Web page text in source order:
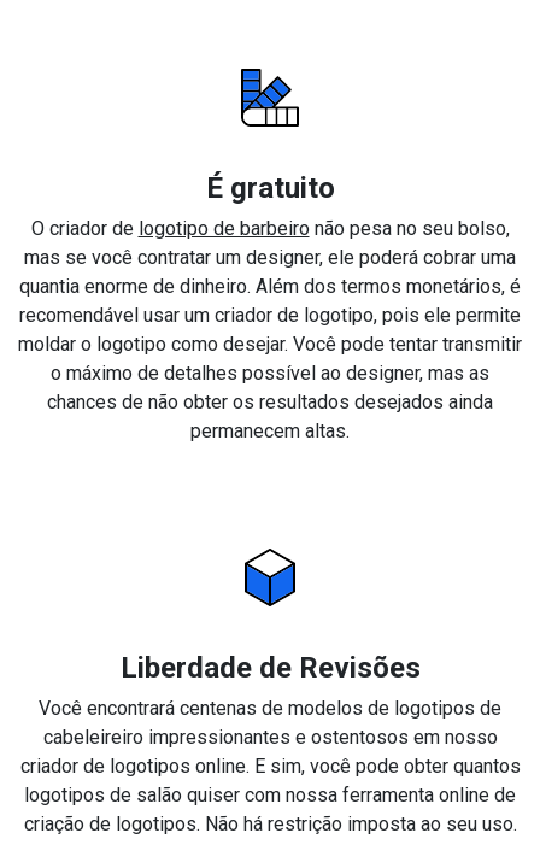
É gratuito
O criador de logotipo de barbeironão pesa no seu bolso,
mas se você contratar um designer, ele poderá cobrar uma
quantia enorme de dinheiro. Além dos termos monetários, é
recomendável usar um criador de logotipo, pois ele permite
moldar o logotipo como desejar. Você pode tentar transmitir
o máximo de detalhes possível ao designer, mas as
chances de não obter os resultados desejados ainda
permanecem altas.
Liberdade de Revisões
Você encontrará centenas de modelos de logotipos de
cabeleireiro impressionantes e ostentosos em nosso
criador de logotipos online. E sim, você pode obter quantos
logotipos de salão quiser com nossa ferramenta online de
criação de logotipos. Não há restrição imposta ao seu uso.